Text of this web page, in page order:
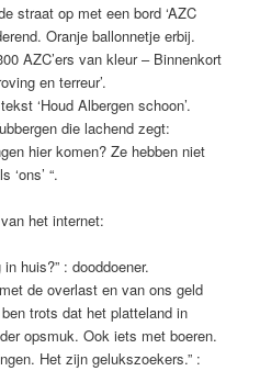
straat op met een bord ‘AZC
Oranje ballonnetje erbij.
AZC’ers van kleur – Binnenkort
en terreur’.
‘Houd Albergen schoon’.
die lachend zegt:
hier komen? Ze hebben niet
‘ons’ “.
het internet:
huis?” : dooddoener.
de overlast en van ons geld
trots dat het platteland in
opsmuk. Ook iets met boeren.
Het zijn gelukszoekers.” :